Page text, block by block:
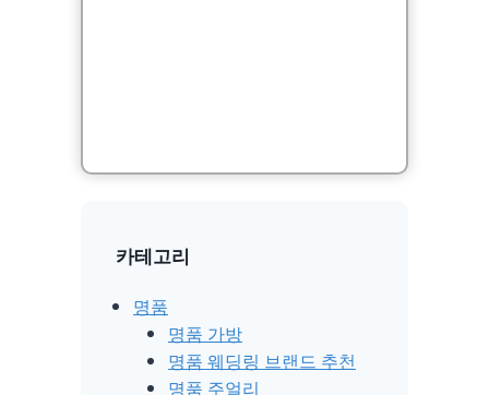
카테고리
명품
명품 가방
명품 웨딩링 브랜드 추천
명품 주얼리